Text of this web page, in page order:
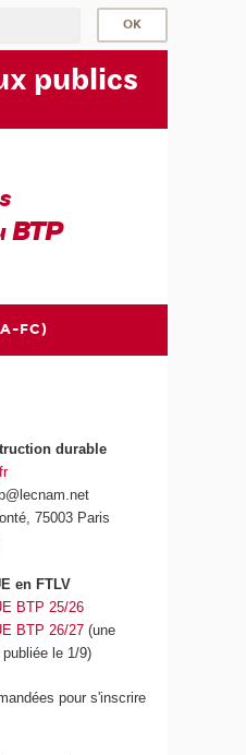
publics
BTP
FC)
durable
75003 Paris
en FTLV
BTP 25/26
BTP 26/27 (une
le 1/9)
pour s'inscrire